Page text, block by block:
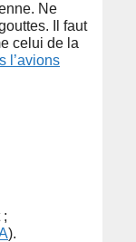
Ne
Il faut
celui de la
l’avions
;
).